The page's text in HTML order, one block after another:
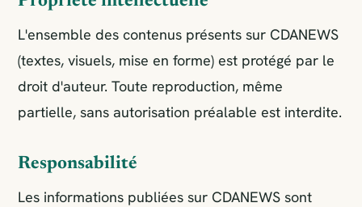
L'ensemble des contenus présents sur CDANEWS
(textes, visuels, mise en forme) est protégé par le
droit d'auteur. Toute reproduction, même
partielle, sans autorisation préalable est interdite.
Responsabilité
Les informations publiées sur CDANEWS sont